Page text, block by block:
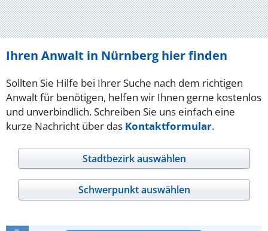
Ihren Anwalt in Nürnberg hier finden
Sollten Sie Hilfe bei Ihrer Suche nach dem richtigen
Anwalt für benötigen, helfen wir Ihnen gerne kostenlos
und unverbindlich. Schreiben Sie uns einfach eine
kurze Nachricht über das Kontaktformular.
Stadtbezirk auswählen
Schwerpunkt auswählen